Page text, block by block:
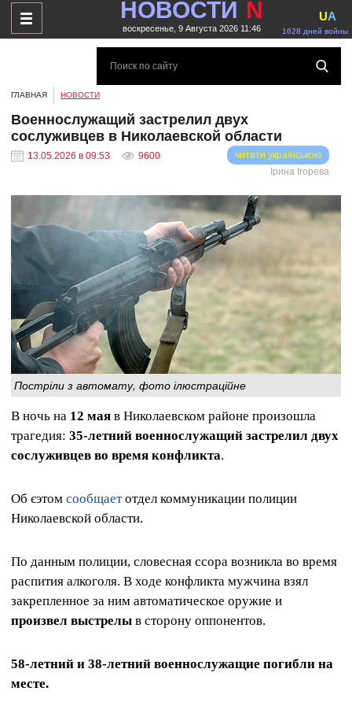
НОВОСТИ N
воскресенье, 9 Августа 2026 11:46 1628 дней войны
UA
ГЛАВНАЯ НОВОСТИ
Военнослужащий застрелил двух
сослуживцев в Николаевской области
13.05.2026 в 09:53 9600
читати українською
Ірина Ігорева
Постріли з автомату, фото ілюстраційне
В ночь на 12 мая в Николаевском районе произошла
трагедия: 35‑летний военнослужащий застрелил двух
сослуживцев во время конфликта.
Об єэтом сообщаетотдел коммуникации полиции
Николаевской области.
По данным полиции, словесная ссора возникла во время
распития алкоголя. В ходе конфликта мужчина взял
закрепленное за ним автоматическое оружие и
произвел выстрелы в сторону оппонентов.
58‑летний и 38‑летний военнослужащие погибли на
месте.